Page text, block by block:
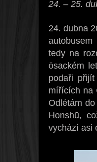
24. – 25.
24. dubna
tedy na
ōsackém
podaři
mířících na
Odlétám
Honshū,
vychází asi